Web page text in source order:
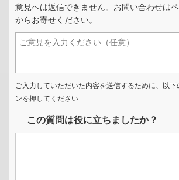
意見へは返信できません。お問い合わせは
からお寄せください。
ご入力していただいた内容を送信するために、以下
ンを押してください
この質問は役に立ちましたか？